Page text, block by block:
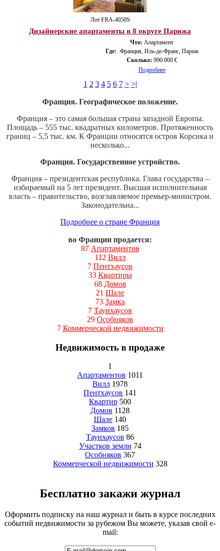
Лот FRA-4050S
Дизайнерские апартаменты в 8 округе Парижа
Что: Апартамент
Где: Франция, Иль-де-Франс, Париж
Сколько: 990.000 €
Подробнее
1 2 3 4 5 6 7 > >|
Франция. Географическое положение.
Франция – это самая большая страна западной Европы.
Площадь – 555 тыс. квадратных километров. Протяженность
границ – 5,5 тыс. км. К Франции относятся остров Корсика и
несколько...
Франция. Государственное устройство.
Франция – президентская республика. Глава государства –
избираемый на 5 лет президент. Высшая исполнительная
власть – правительство, возглавляемое премьер-министром.
Законодательна...
Подробнее о стране Франция
во Франции продается:
87 Апартаментов
112 Вилл
7 Пентхаусов
33 Квартиры
68 Домов
21 Шале
73 Замка
7 Таунхаусов
29 Особняков
7 Коммерческой недвижимости
Недвижимость в продаже
1
Апартаментов 1011
Вилл 1978
Пентхаусов 141
Квартир 500
Домов 1128
Шале 140
Замков 185
Таунхаусов 86
Участков земли 74
Особняков 367
Коммерческой недвижимости 328
Бесплатно закажи журнал
Оформить подписку на наш журнал и быть в курсе последних
событий недвижимости за рубежом Вы можете, указав свой e-
mail: